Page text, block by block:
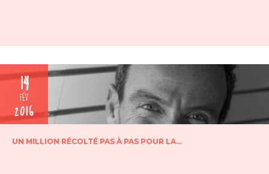
14
FÉV
2016
UN MILLION RÉCOLTÉ PAS À PAS POUR LA…